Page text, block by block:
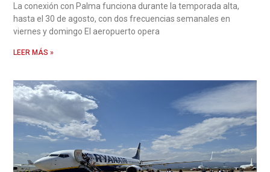
La conexión con Palma funciona durante la temporada alta,
hasta el 30 de agosto, con dos frecuencias semanales en
viernes y domingo El aeropuerto opera
LEER MÁS »